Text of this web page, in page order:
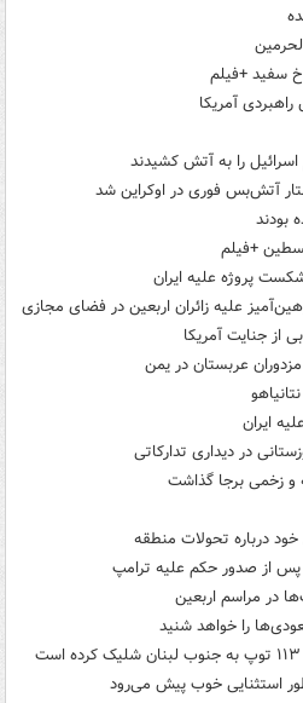
سفید +فیلم
آمریکا
را به آتش کشیدند
آتش‌بس فوری در اوکراین شد
بودند
+فیلم
پروژه علیه ایران
علیه زائران اربعین در فضای مجازی
از جنایت آمریکا
عربستان در یمن
ایران
در دیداری تدارکاتی
و زخمی برجا گذاشت
درباره تحولات منطقه
پس از صدور حکم علیه ترامپ
در مراسم اربعین
را خواهد شنید
استثنایی خوب پیش می‌رود